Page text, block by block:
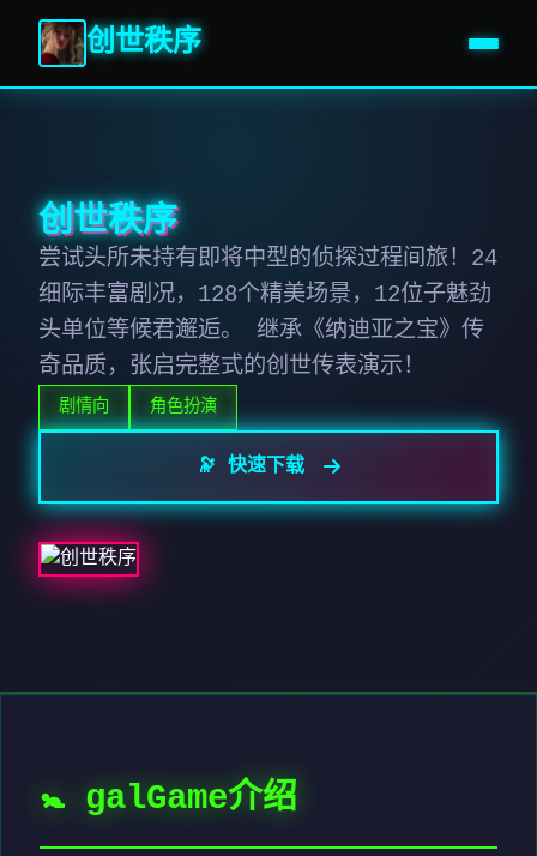
创世秩序
创世秩序
尝试头所未持有即将中型的侦探过程间旅！24
细际丰富剧况，128个精美场景，12位子魅劲
头单位等候君邂逅。 继承《纳迪亚之宝》传
奇品质，张启完整式的创世传表演示！
剧情向 角色扮演
🔭 快速下载
🚼 galGame介绍